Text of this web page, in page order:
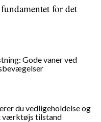
for det
Gode vaner ved
du vedligeholdelse og
værktøjs tilstand